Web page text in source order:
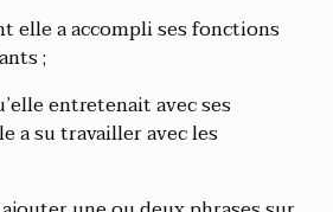
elle a accompli ses fonctions
;
entretenait avec ses
a su travailler avec les